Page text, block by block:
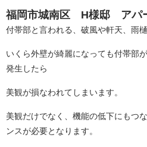
福岡市城南区 H様邸 アパ
付帯部と言われる、破風や軒天、雨
いくら外壁が綺麗になっても付帯部
発生したら
美観が損なわれてしまいます。
美観だけでなく、機能の低下にもつ
ンスが必要となります。